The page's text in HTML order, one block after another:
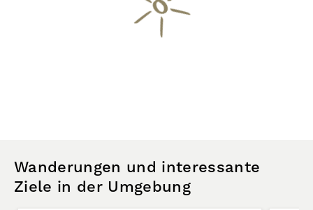
Wanderungen und interessante
Ziele in der Umgebung